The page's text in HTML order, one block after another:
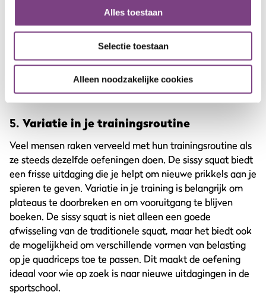
Alles toestaan
Selectie toestaan
Alleen noodzakelijke cookies
deze oefening kun je die specifieke spiergroep harder
trainen dan bij de meeste andere beenoefeningen. Dit
kan leiden tot verbeterde spierdefinitie, waardoor je
benen een strakkere en meer gesculpteerde uitstraling
krijgen. Of je nu voor esthetische doelen traint of gewoon
sterker wilt worden, de sissy squat helpt je om je
gewenste look te bereiken.
5. Variatie in je trainingsroutine
Veel mensen raken verveeld met hun trainingsroutine als
ze steeds dezelfde oefeningen doen. De sissy squat biedt
een frisse uitdaging die je helpt om nieuwe prikkels aan je
spieren te geven. Variatie in je training is belangrijk om
plateaus te doorbreken en om vooruitgang te blijven
boeken. De sissy squat is niet alleen een goede
afwisseling van de traditionele squat, maar het biedt ook
de mogelijkheid om verschillende vormen van belasting
op je quadriceps toe te passen. Dit maakt de oefening
ideaal voor wie op zoek is naar nieuwe uitdagingen in de
sportschool.